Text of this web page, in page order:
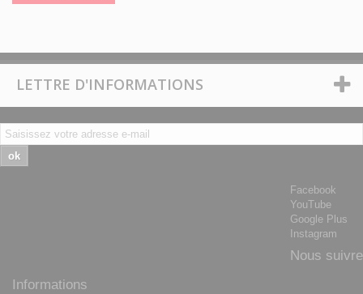
LETTRE D'INFORMATIONS
ok
Facebook
YouTube
Google Plus
Instagram
Nous suivre
Informations